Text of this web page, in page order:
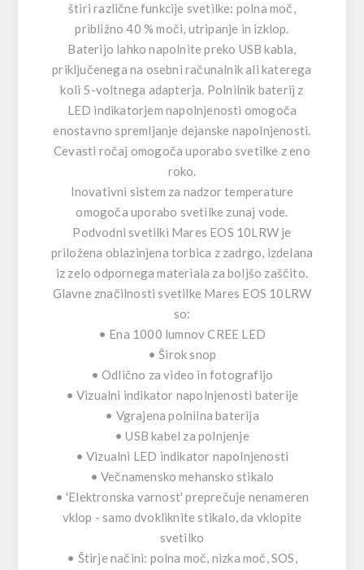
štiri različne funkcije svetilke: polna moč,
približno 40 % moči, utripanje in izklop.
Baterijo lahko napolnite preko USB kabla,
priključenega na osebni računalnik ali katerega
koli 5-voltnega adapterja. Polnilnik baterij z
LED indikatorjem napolnjenosti omogoča
enostavno spremljanje dejanske napolnjenosti.
Cevasti ročaj omogoča uporabo svetilke z eno
roko.
Inovativni sistem za nadzor temperature
omogoča uporabo svetilke zunaj vode.
Podvodni svetilki Mares EOS 10LRW je
priložena oblazinjena torbica z zadrgo, izdelana
iz zelo odpornega materiala za boljšo zaščito.
Glavne značilnosti svetilke Mares EOS 10LRW
so:
• Ena 1000 lumnov CREE LED
• Širok snop
• Odlično za video in fotografijo
• Vizualni indikator napolnjenosti baterije
• Vgrajena polnilna baterija
• USB kabel za polnjenje
• Vizualni LED indikator napolnjenosti
• Večnamensko mehansko stikalo
• 'Elektronska varnost' preprečuje nenameren
vklop - samo dvokliknite stikalo, da vklopite
svetilko
• Štirje načini: polna moč, nizka moč, SOS,